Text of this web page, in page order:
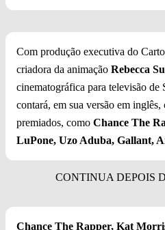
Com produção executiva do
criadora da animação Rebecca
cinematográfica para televisão de
contará, em sua versão em
premiados, como Chance The
LuPone, Uzo Aduba, Gallant,
Chance The Rapper, Kat